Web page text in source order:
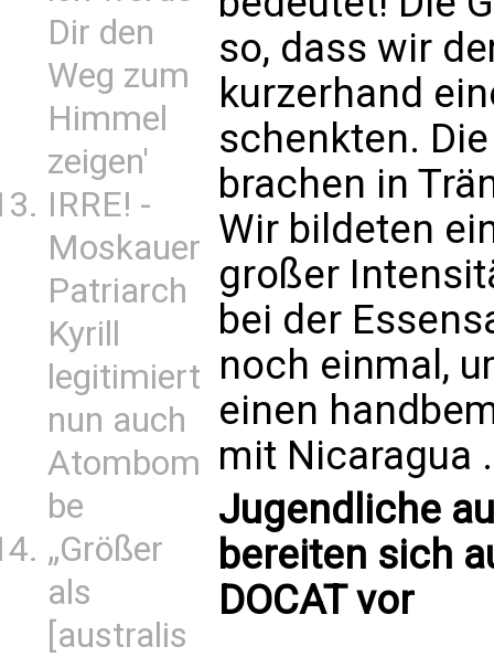
Dir den
Weg zum
Himmel
zeigen'
IRRE! -
Moskauer
Patriarch
Kyrill
legitimiert
nun auch
Atombom
be
„Größer
als
[australis
so, dass wir
kurzerhand
schenkten.
brachen in
Wir bildeten
großer
bei der
noch einmal,
einen
mit Nicaragua
Jugendliche
bereiten sich
DOCAT vor